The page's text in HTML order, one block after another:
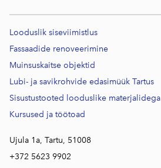
Looduslik siseviimistlus
Fassaadide renoveerimine
Muinsuskaitse objektid
Lubi- ja savikrohvide edasimüük Tartus
Sisustustooted looduslike materjalidega
Kursused ja töötoad
Ujula 1a, Tartu, 51008
+372 5623 9902